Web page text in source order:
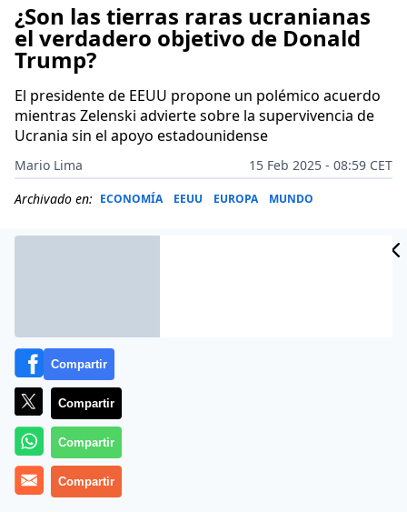
¿Son las tierras raras ucranianas
el verdadero objetivo de Donald
Trump?
El presidente de EEUU propone un polémico acuerdo
mientras Zelenski advierte sobre la supervivencia de
Ucrania sin el apoyo estadounidense
Mario Lima
15 Feb 2025 - 08:59 CET
Archivado en: ECONOMÍA EEUU EUROPA MUNDO
Más información
Compartir
Compartir
Compartir
Compartir